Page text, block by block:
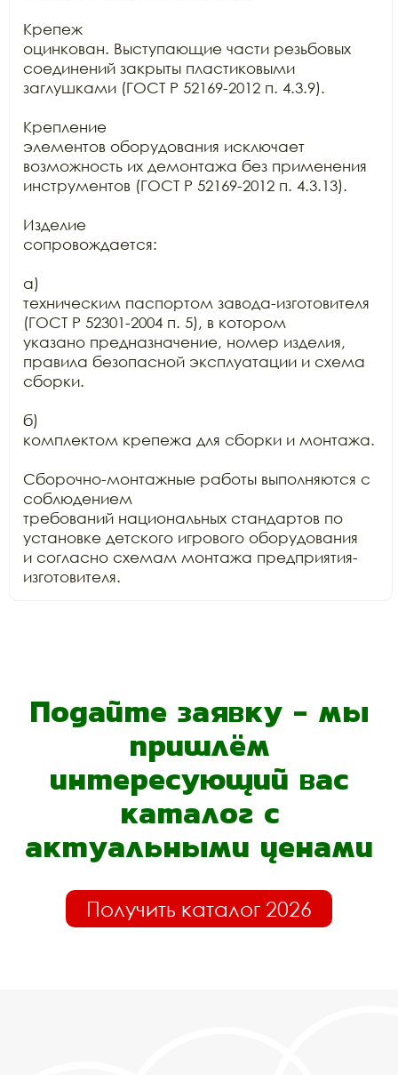
Крепеж
оцинкован. Выступающие части резьбовых
соединений закрыты пластиковыми
заглушками (ГОСТ Р 52169-2012 п. 4.3.9).
Крепление
элементов оборудования исключает
возможность их демонтажа без применения
инструментов (ГОСТ Р 52169-2012 п. 4.3.13).
Изделие
сопровождается:
а)
техническим паспортом завода-изготовителя
(ГОСТ Р 52301-2004 п. 5), в котором
указано предназначение, номер изделия,
правила безопасной эксплуатации и схема
сборки.
б)
комплектом крепежа для сборки и монтажа.
Сборочно-монтажные работы выполняются с
соблюдением
требований национальных стандартов по
установке детского игрового оборудования
и согласно схемам монтажа предприятия-
изготовителя.
Подайте заявку - мы
пришлём
интересующий вас
каталог с
актуальными ценами
Получить каталог 2026